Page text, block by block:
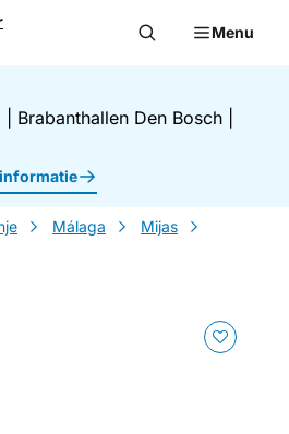
Menu
Brabanthallen Den Bosch
Málaga
Mijas